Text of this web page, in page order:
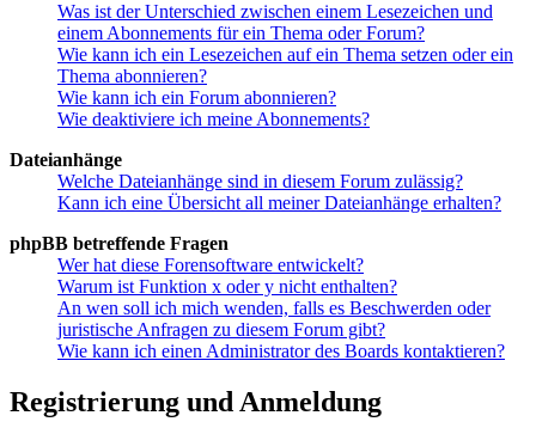
Was ist der Unterschied zwischen einem Lesezeichen und
einem Abonnements für ein Thema oder Forum?
Wie kann ich ein Lesezeichen auf ein Thema setzen oder ein
Thema abonnieren?
Wie kann ich ein Forum abonnieren?
Wie deaktiviere ich meine Abonnements?
Dateianhänge
Welche Dateianhänge sind in diesem Forum zulässig?
Kann ich eine Übersicht all meiner Dateianhänge erhalten?
phpBB betreffende Fragen
Wer hat diese Forensoftware entwickelt?
Warum ist Funktion x oder y nicht enthalten?
An wen soll ich mich wenden, falls es Beschwerden oder
juristische Anfragen zu diesem Forum gibt?
Wie kann ich einen Administrator des Boards kontaktieren?
Registrierung und Anmeldung